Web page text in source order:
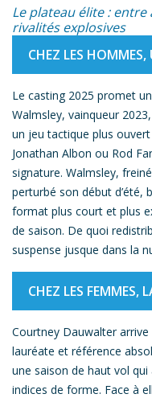
Le plateau élite :
rivalités explosives
CHEZ LES HOMMES,
Le casting 2025 promet
Walmsley, vainqueur
un jeu tactique plus
Jonathan Albon ou Rod
signature. Walmsley,
perturbé son début d’été,
format plus court et plus
de saison. De quoi
suspense jusque dans la
CHEZ LES FEMMES,
Courtney Dauwalter
lauréate et référence
une saison de haut vol
indices de forme. Face à